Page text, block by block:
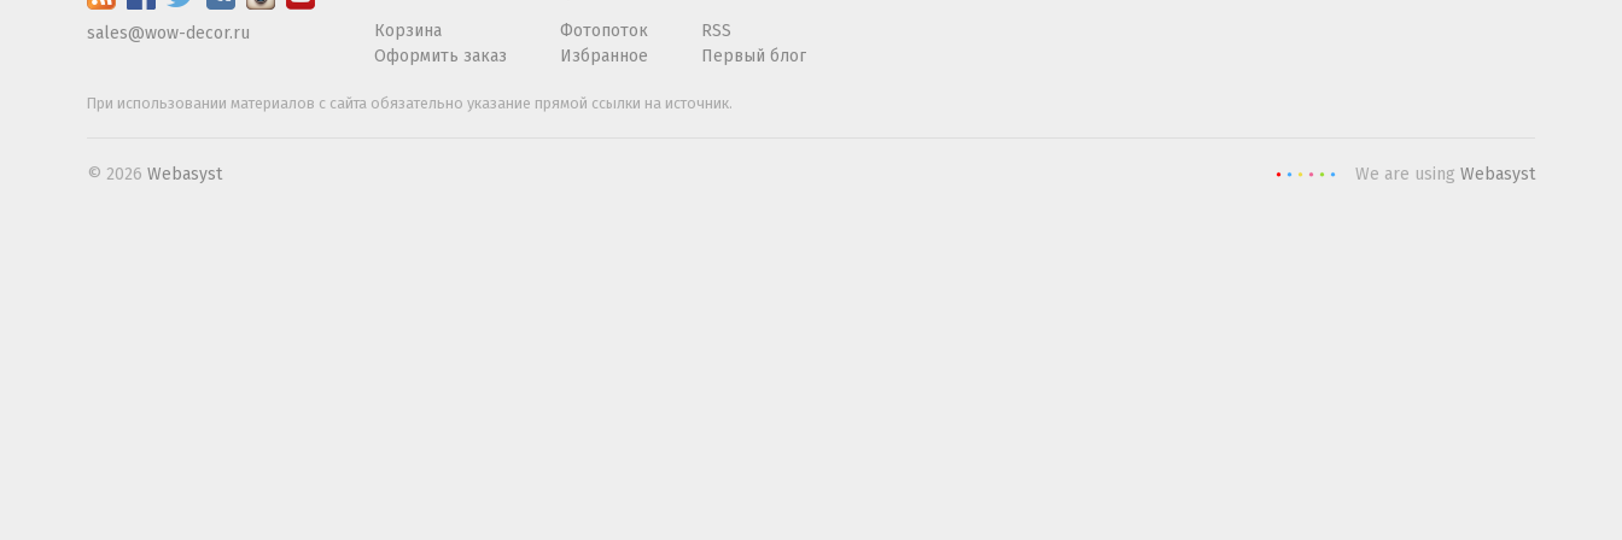
sales@wow-decor.ru
Корзина
Оформить заказ
Фотопоток
Избранное
RSS
Первый блог
При использовании материалов с сайта обязательно указание прямой ссылки на источник.
© 2026 Webasyst We are using Webasyst